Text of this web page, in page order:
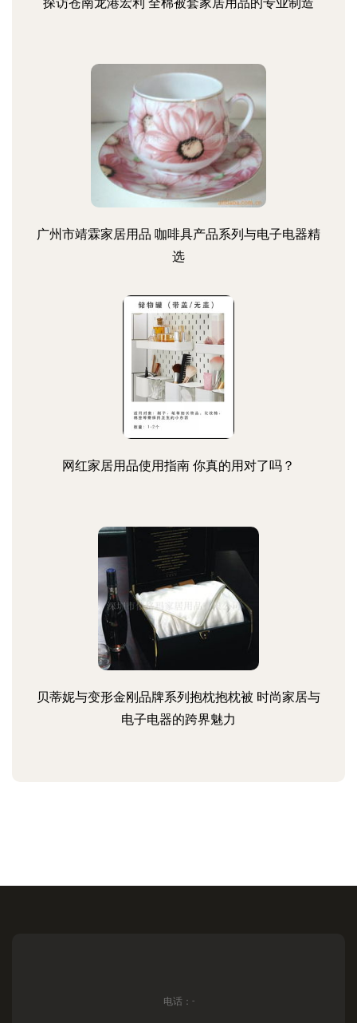
广州市靖霖家居用品 咖啡具产品系列与电子电器精
选
网红家居用品使用指南 你真的用对了吗？
贝蒂妮与变形金刚品牌系列抱枕抱枕被 时尚家居与
电子电器的跨界魅力
电话：-